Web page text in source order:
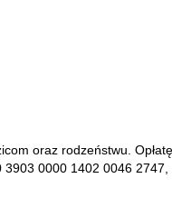
oraz rodzeństwu.
3903 0000 1402 0046